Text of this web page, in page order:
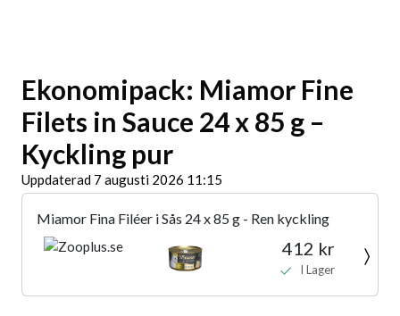
Ekonomipack: Miamor Fine
Filets in Sauce 24 x 85 g –
Kyckling pur
Uppdaterad 7 augusti 2026 11:15
Miamor Fina Filéer i Sås 24 x 85 g - Ren kyckling
412 kr
I Lager